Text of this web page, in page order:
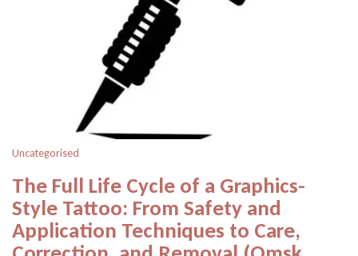
Uncategorised
The Full Life Cycle of a Graphics-
Style Tattoo: From Safety and
Application Techniques to Care,